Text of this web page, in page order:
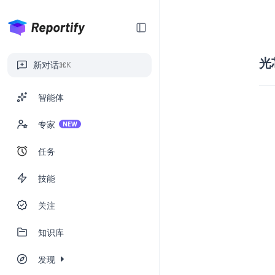
新对话 K
智能体
专家 NEW
任务
技能
关注
知识库
发现
光